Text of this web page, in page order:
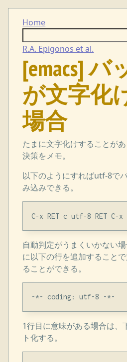
Home
R.A. Epigonos et al.
[emacs] バ
が文字化
場合
たまに文字化けすることが
決策をメモ。
以下のようにすればutf-8で
み込みできる。
自動判定がうまくいかない
に以下の行を追加すること
ることができる。
1行目に意味がある場合は、
ト化する。